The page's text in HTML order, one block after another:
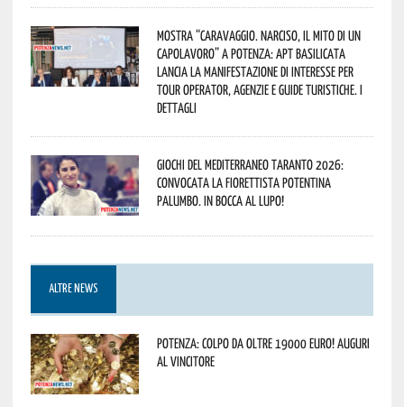
Mostra “Caravaggio. Narciso, il mito di un
capolavoro” a Potenza: APT Basilicata
lancia la manifestazione di interesse per
Tour Operator, Agenzie e Guide Turistiche. I
dettagli
Giochi del Mediterraneo Taranto 2026:
convocata la fiorettista potentina
Palumbo. In bocca al lupo!
ALTRE NEWS
Potenza: colpo da oltre 19000 Euro! Auguri
al vincitore